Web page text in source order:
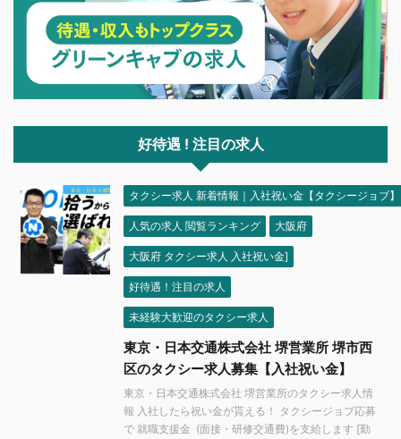
好待遇 ! 注目の求人
タクシー求人 新着情報｜入社祝い金【タクシージョブ】
人気の求人 閲覧ランキング 大阪府
大阪府 タクシー求人 入社祝い金]
好待遇！注目の求人
未経験大歓迎のタクシー求人
東京・日本交通株式会社 堺営業所 堺市西
区のタクシー求人募集【入社祝い金】
東京・日本交通株式会社 堺営業所のタクシー求人情
報 入社したら祝い金が貰える！ タクシージョブ応募
で 就職支援金 (面接・研修交通費)を支給します [勤